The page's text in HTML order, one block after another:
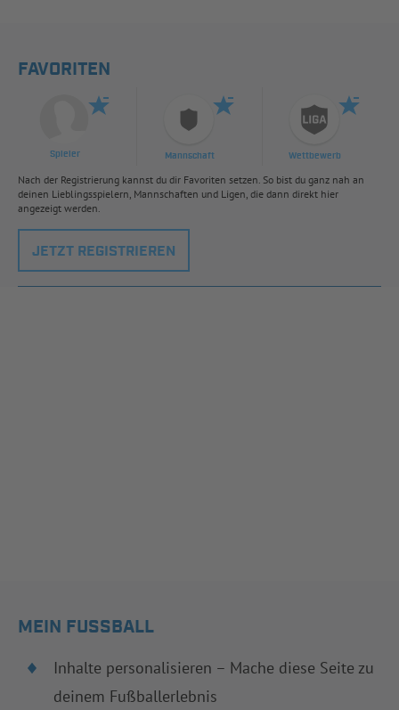
FAVORITEN
Spieler Mannschaft Wettbewerb
Nach der Registrierung kannst du dir Favoriten setzen. So bist du ganz nah an
deinen Lieblingsspielern, Mannschaften und Ligen, die dann direkt hier
angezeigt werden.
JETZT REGISTRIEREN
MEIN FUSSBALL
Inhalte personalisieren – Mache diese Seite zu
deinem Fußballerlebnis